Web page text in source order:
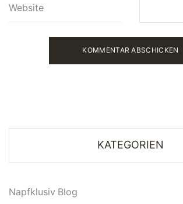
KATEGORIEN
Napfklusiv Blog